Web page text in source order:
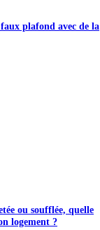
plafond avec de la
ou soufflée, quelle
logement ?